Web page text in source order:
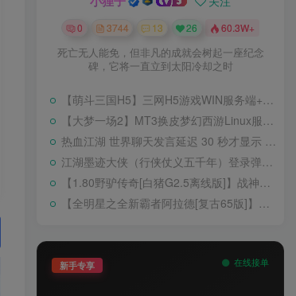
0 3744 13 26 60.3W+
死亡无人能免，但非凡的成就会树起一座纪念
碑，它将一直立到太阳冷却之时
【萌斗三国H5】三网H5游戏WIN服务端+开服清档+GM后台+架设教程
【大梦一场2】MT3换皮梦幻西游Linux服务端+GM后台+源码+双端+架设教程
热血江湖 世界聊天发言延迟 30 秒才显示 BUG 修复教程
江湖墨迹大侠（行侠仗义五千年）登录弹出 WELCOME 提示无法进游戏修复教程
【1.80野驴传奇[白猪G2.5离线版]】战神引擎WIN服务端+GM工具+充值后台+安卓+架设教程
【全明星之全新霸者阿拉德[复古65版]】横版闯关手游Linux服务端+配套表+WEB管理后台+GM授权后台+双端+架设教程
新手专享 在线接单